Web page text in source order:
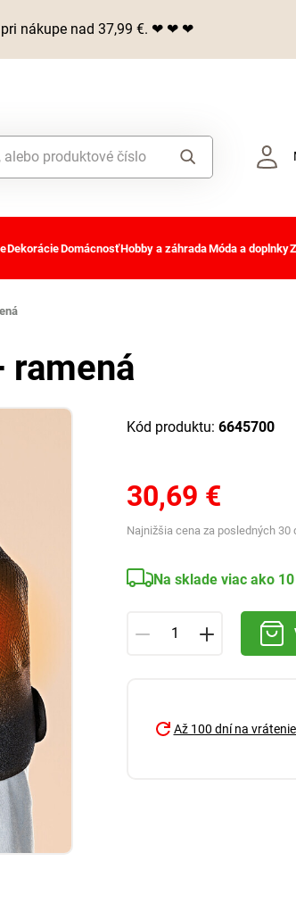
nákupe nad 37,99 €. ❤ ❤ ❤
DekorácieDomácnosťHobby a záhradaMóda a doplnky
ramená
Kód produktu: 6645700
30,69 €
Najnižšia cena za posledných 30
Na sklade viac ako
Až 100 dní na